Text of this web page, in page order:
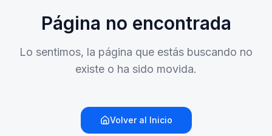
Página no encontrada
Lo sentimos, la página que estás buscando no
existe o ha sido movida.
Volver al Inicio